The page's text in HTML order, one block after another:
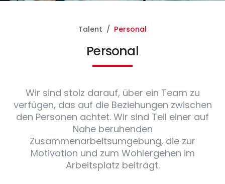
Talent Personal
Personal
Wir sind stolz darauf, über ein Team zu
verfügen, das auf die Beziehungen zwischen
den Personen achtet. Wir sind Teil einer auf
Nahe beruhenden
Zusammenarbeitsumgebung, die zur
Motivation und zum Wohlergehen im
Arbeitsplatz beiträgt.